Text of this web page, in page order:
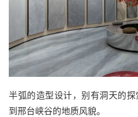
半弧的造型设计，别有洞天的
到邢台峡谷的地质风貌。